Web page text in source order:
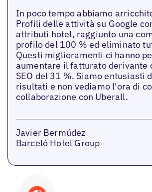
In poco tempo abbiamo
Profili delle attività su Google
attributi hotel, raggiunto una
profilo del 100 % ed eliminato
Questi miglioramenti ci hanno
aumentare il fatturato derivante
SEO del 31 %. Siamo entusiasti
risultati e non vediamo l'ora di
collaborazione con Uberall.
Javier Bermúdez
Barceló Hotel Group